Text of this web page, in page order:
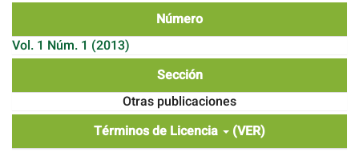
Número
Vol. 1 Núm. 1 (2013)
Sección
Otras publicaciones
Términos de Licencia
(VER)